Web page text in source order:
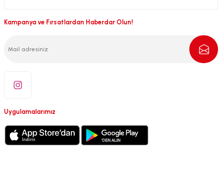
Kampanya ve Fırsatlardan Haberdar Olun!
Uygulamalarımız